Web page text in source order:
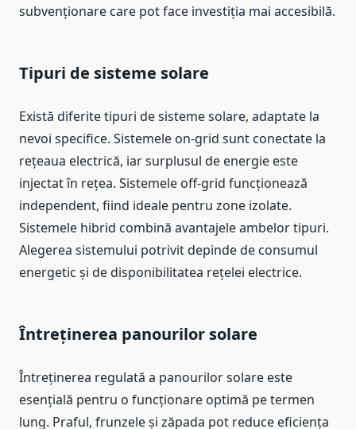
subvenționare care pot face investiția mai accesibilă.
Tipuri de sisteme solare
Există diferite tipuri de sisteme solare, adaptate la
nevoi specifice. Sistemele on-grid sunt conectate la
rețeaua electrică, iar surplusul de energie este
injectat în rețea. Sistemele off-grid funcționează
independent, fiind ideale pentru zone izolate.
Sistemele hibrid combină avantajele ambelor tipuri.
Alegerea sistemului potrivit depinde de consumul
energetic și de disponibilitatea rețelei electrice.
Întreținerea panourilor solare
Întreținerea regulată a panourilor solare este
esențială pentru o funcționare optimă pe termen
lung. Praful, frunzele și zăpada pot reduce eficiența